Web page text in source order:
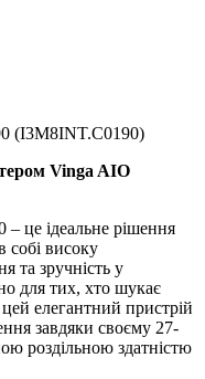
(I3M8INT.C0190)
Vinga AIO
це ідеальне рішення
собі високу
та зручність у
для тих, хто шукає
елегантний пристрій
завдяки своєму 27-
роздільною здатністю